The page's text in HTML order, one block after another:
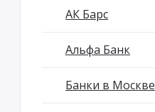
АК Барс
Альфа Банк
Банки в Москве